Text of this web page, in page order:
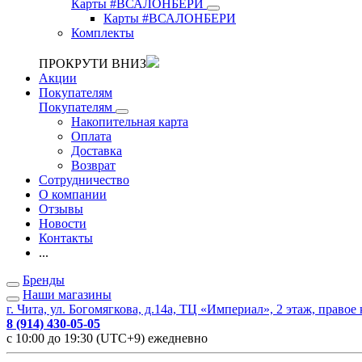
Карты #ВСАЛОНБЕРИ
Карты #ВСАЛОНБЕРИ
Комплекты
ПРОКРУТИ ВНИЗ
Акции
Покупателям
Покупателям
Накопительная карта
Оплата
Доставка
Возврат
Сотрудничество
О компании
Отзывы
Новости
Контакты
...
Бренды
Наши магазины
г. Чита, ул. Богомягкова, д.14а, ТЦ «Империал», 2 этаж, правое
8 (914) 430-05-05
с 10:00 до 19:30 (UTC+9) ежедневно